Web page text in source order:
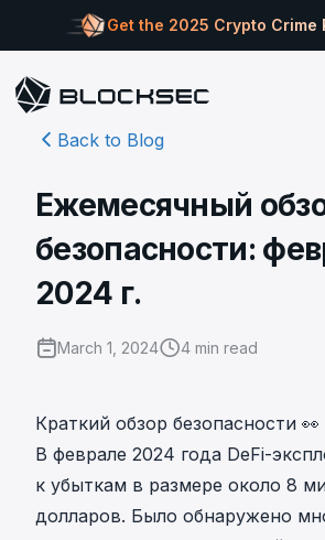
Get the 2025 Crypto Crime
Back to Blog
Ежемесячный
безопасности:
2024 г.
March 1, 2024 4 min read
Краткий обзор безопасности 👀
В феврале 2024 года DeFi-
к убыткам в размере около 8
долларов. Было обнаружено